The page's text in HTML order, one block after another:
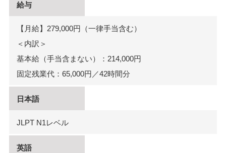
給与
【月給】279,000円（一律手当含む）
＜内訳＞
基本給（手当含まない）：214,000円
固定残業代：65,000円／42時間分
日本語
JLPT N1レベル
英語